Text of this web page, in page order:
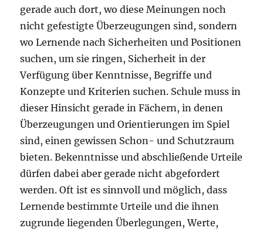
gerade auch dort, wo diese Meinungen noch
nicht gefestigte Überzeugungen sind, sondern
wo Lernende nach Sicherheiten und Positionen
suchen, um sie ringen, Sicherheit in der
Verfügung über Kenntnisse, Begriffe und
Konzepte und Kriterien suchen. Schule muss in
dieser Hinsicht gerade in Fächern, in denen
Überzeugungen und Orientierungen im Spiel
sind, einen gewissen Schon- und Schutzraum
bieten. Bekenntnisse und abschließende Urteile
dürfen dabei aber gerade nicht abgefordert
werden. Oft ist es sinnvoll und möglich, dass
Lernende bestimmte Urteile und die ihnen
zugrunde liegenden Überlegungen, Werte,